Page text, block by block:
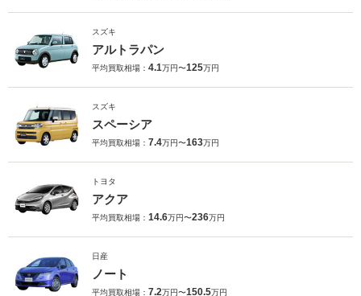
スズキ
アルトラパン
平均買取相場： 4.1万円〜125万円
スズキ
スペーシア
平均買取相場： 7.4万円〜163万円
トヨタ
アクア
平均買取相場： 14.6万円〜236万円
日産
ノート
平均買取相場： 7.2万円〜150.5万円